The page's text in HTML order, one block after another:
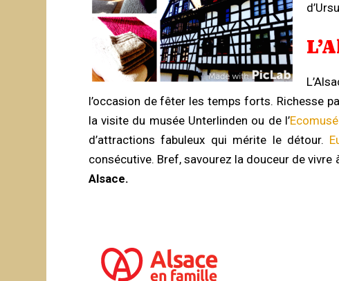
l’occasion de fêter les temps forts. Richesse
la visite du musée Unterlinden ou de l’
d’attractions fabuleux qui mérite le détour.
consécutive. Bref, savourez la douceur de vivre
Alsace.